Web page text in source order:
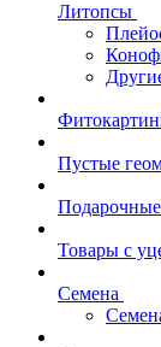
Литопсы
Пустые
Товары с
Семена